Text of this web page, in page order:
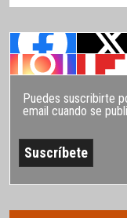
Puedes suscribirte
email cuando se